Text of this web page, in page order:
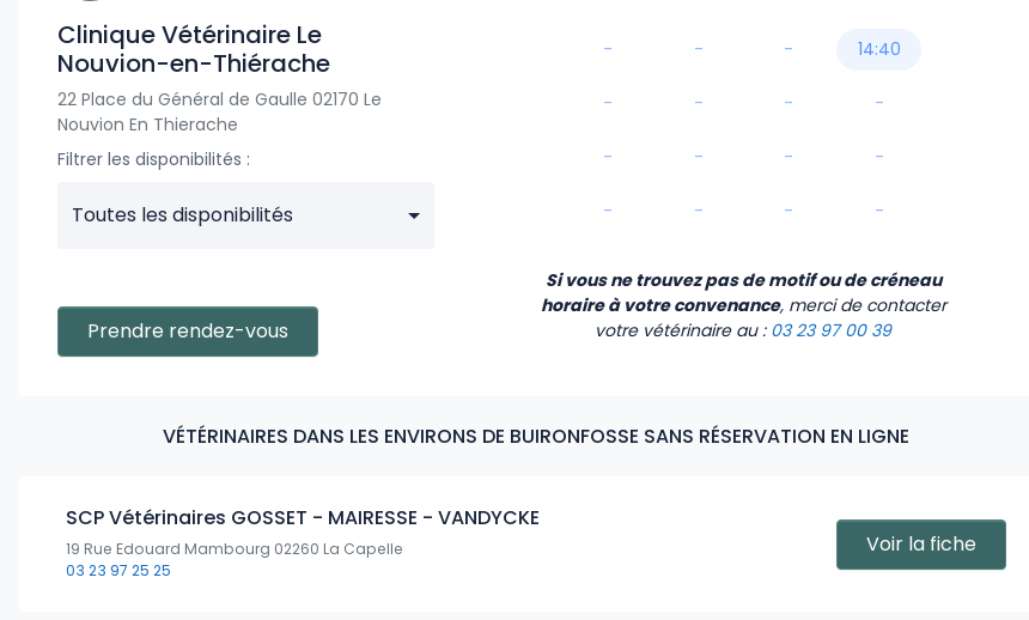
Clinique Vétérinaire Le
Nouvion-en-Thiérache
22 Place du Général de Gaulle 02170 Le
Nouvion En Thierache
Filtrer les disponibilités :
Toutes les disponibilités
Prendre rendez-vous
-
-
-
-
-
-
-
-
-
-
-
-
14:40
-
-
-
Si vous ne trouvez pas de motif ou de créneau
horaire à votre convenance, merci de contacter
votre vétérinaire au : 03 23 97 00 39
VÉTÉRINAIRES DANS LES ENVIRONS DE BUIRONFOSSE SANS RÉSERVATION EN LIGNE
SCP Vétérinaires GOSSET - MAIRESSE - VANDYCKE
19 Rue Edouard Mambourg 02260 La Capelle
03 23 97 25 25
Voir la fiche